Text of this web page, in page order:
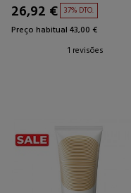
26,92 € 37% DTO.
Preço habitual 43,00 €
1 revisões